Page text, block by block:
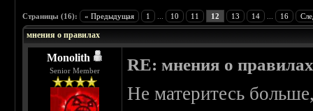
Страницы (16): « Предыдущая 1 10 11 12 13 14 16
мнения о правилах
Monolith
Senior Member RE: мнения о
Не материтесь